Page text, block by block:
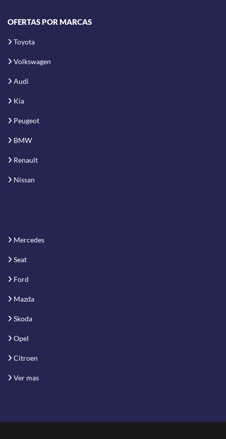
OFERTAS POR MARCAS
Toyota
Volkswagen
Audi
Kia
Peugeot
BMW
Renault
Nissan
Mercedes
Seat
Ford
Mazda
Skoda
Opel
Citroen
Ver mas